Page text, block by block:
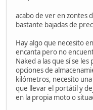
acabo de ver en zontes
bastante bajadas de
Hay algo que necesito
encanta pero no
Naked a las que sí se
opciones de
kilómetros, necesito
que llevar el portátil y
en la propia moto o